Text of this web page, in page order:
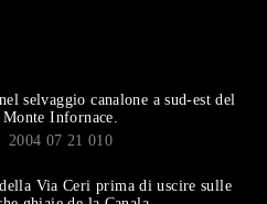
2004 07 21 010